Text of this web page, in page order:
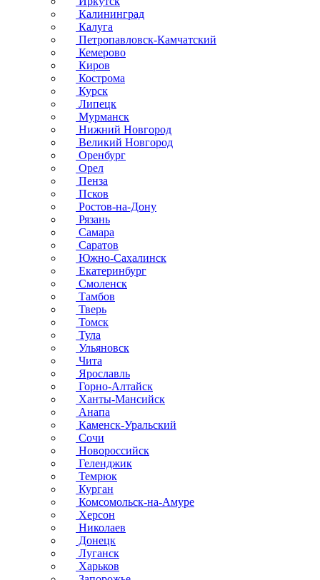
Калининград
Калуга
Петропавловск-Камчатский
Кемерово
Киров
Кострома
Курск
Липецк
Мурманск
Нижний Новгород
Великий Новгород
Оренбург
Орел
Пенза
Псков
Ростов-на-Дону
Рязань
Самара
Саратов
Южно-Сахалинск
Екатеринбург
Смоленск
Тамбов
Тверь
Томск
Тула
Ульяновск
Чита
Ярославль
Горно-Алтайск
Ханты-Мансийск
Анапа
Каменск-Уральский
Сочи
Новороссийск
Геленджик
Темрюк
Курган
Комсомольск-на-Амуре
Херсон
Николаев
Донецк
Луганск
Харьков